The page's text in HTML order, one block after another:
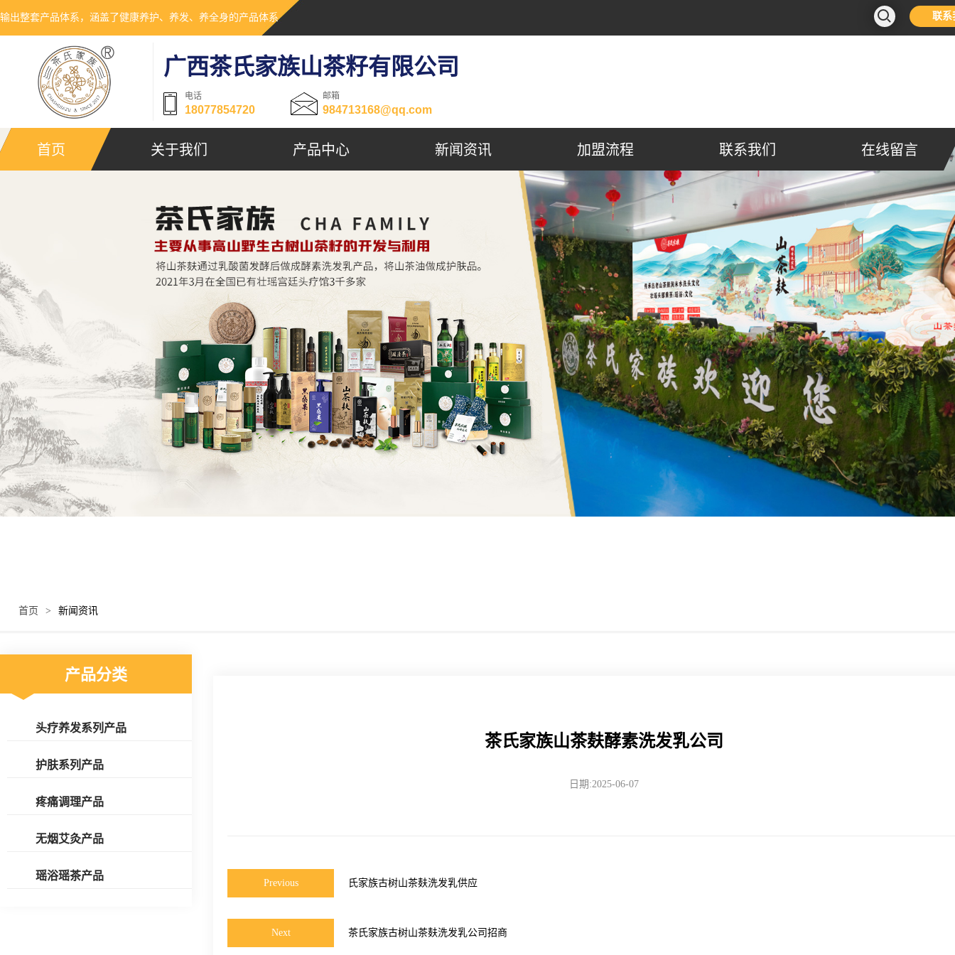
输出整套产品体系，涵盖了健康养护、养发、养全身的产品体系 联系
广西茶氏家族山茶籽有限公司
电话
18077854720
邮箱
984713168@qq.com
首页 关于我们 产品中心 新闻资讯 加盟流程 联系我们 在线留言
首页 > 新闻资讯
产品分类
头疗养发系列产品
护肤系列产品
疼痛调理产品
无烟艾灸产品
瑶浴瑶茶产品
茶氏家族山茶麸酵素洗发乳公司
日期:2025-06-07
Previous 氏家族古树山茶麸洗发乳供应
Next 茶氏家族古树山茶麸洗发乳公司招商